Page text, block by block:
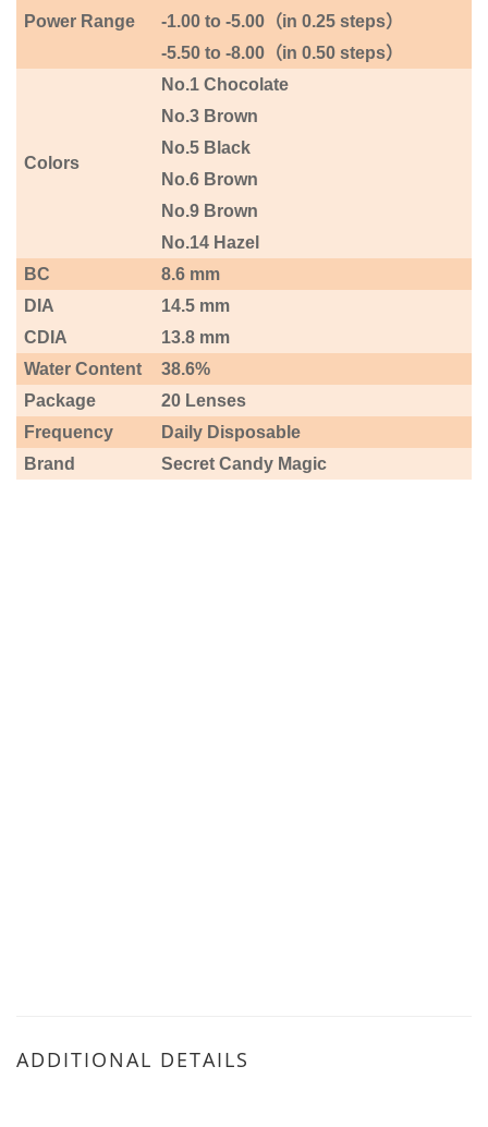
Power Range
-1.00 to -5.00 （in 0.25 steps）
-5.50 to -8.00 （in 0.50 steps）
Colors
No.1 Chocolate
No.3 Brown
No.5 Black
No.6 Brown
No.9 Brown
No.14 Hazel
BC
8.6 mm
DIA
CDIA
14.5 mm
13.8 mm
Water Content
38.6%
Package
20 Lenses
Frequency
Daily Disposable
Brand
Secret Candy Magic